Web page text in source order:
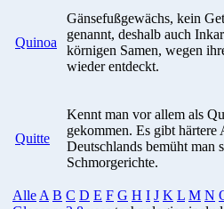
Quinoa
Gänsefußgewächs, kein
genannt, deshalb auch
körnigen Samen, wegen
wieder entdeckt.
Quitte
Kennt man vor allem als
gekommen. Es gibt
Deutschlands bemüht man
Schmorgerichte.
Alle A B C D E F G H I J K L M N